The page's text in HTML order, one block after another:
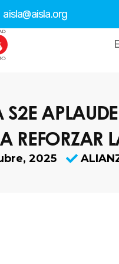
aisla@aisla.org
REFORZAR
2025